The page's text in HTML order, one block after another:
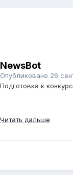
NewsBot
Опубликовано 26
Подготовка к
Читать дальше